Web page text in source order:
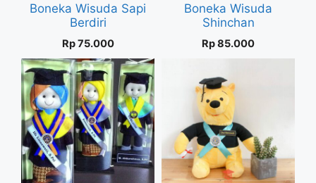
Boneka Wisuda Sapi
Berdiri
Rp75.000
Boneka Wisuda
Shinchan
Rp85.000